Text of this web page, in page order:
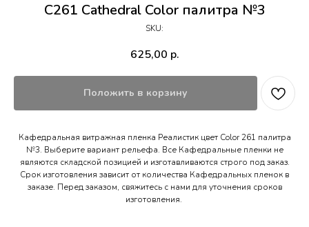
C261 Cathedral Color палитра №3
SKU:
625,00 р.
Положить в корзину
Кафедральная витражная пленка Реалистик цвет Color 261 палитра
№3. Выберите вариант рельефа. Все Кафедральные пленки не
являются складской позицией и изготавливаются строго под заказ.
Срок изготовления зависит от количества Кафедральных пленок в
заказе. Перед заказом, свяжитесь с нами для уточнения сроков
изготовления.